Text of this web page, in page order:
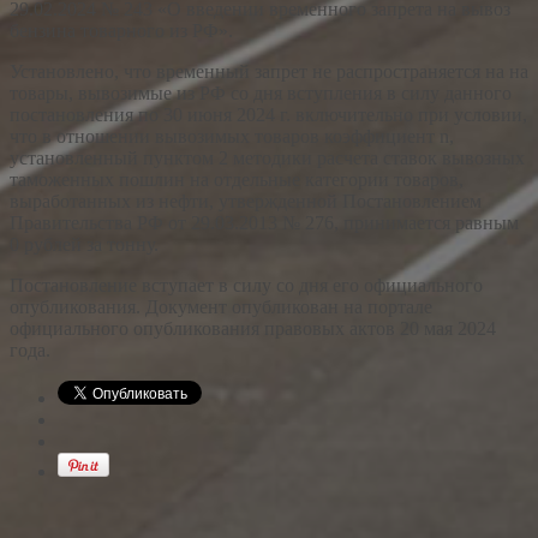
29.02.2024 № 243 «О введении временного запрета на вывоз
Установлено, что временный запрет не распространяется на на
товары, вывозимые из РФ со дня вступления в силу данного
постановления по 30 июня 2024 г. включительно при условии,
что в отношении вывозимых товаров коэффициент n,
установленный пунктом 2 методики расчета ставок вывозных
таможенных пошлин на отдельные категории товаров,
Правительства РФ от 29.03.2013 № 276, принимается равным
Постановление вступает в силу со дня его официального
опубликования. Документ опубликован на портале
официального опубликования правовых актов 20 мая 2024
года.